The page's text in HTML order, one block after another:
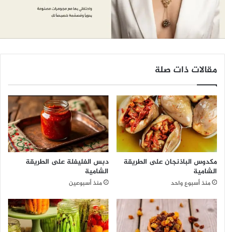
مقالات ذات صلة
مكدوس الباذنجان على الطريقة
الشامية
منذ أسبوع واحد
دبس الفليفلة على الطريقة
الشامية
منذ أسبوعين